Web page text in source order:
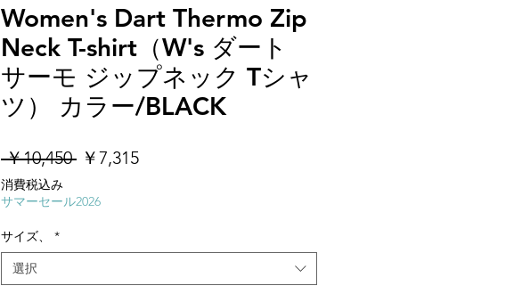
Women's Dart Thermo Zip
Neck T-shirt（W's ダート
サーモ ジップネック Tシャ
ツ） カラー/BLACK
￥10,450 通
価
￥7,315セ
消費税込み
サマーセール2026
サイズ、
*
選択